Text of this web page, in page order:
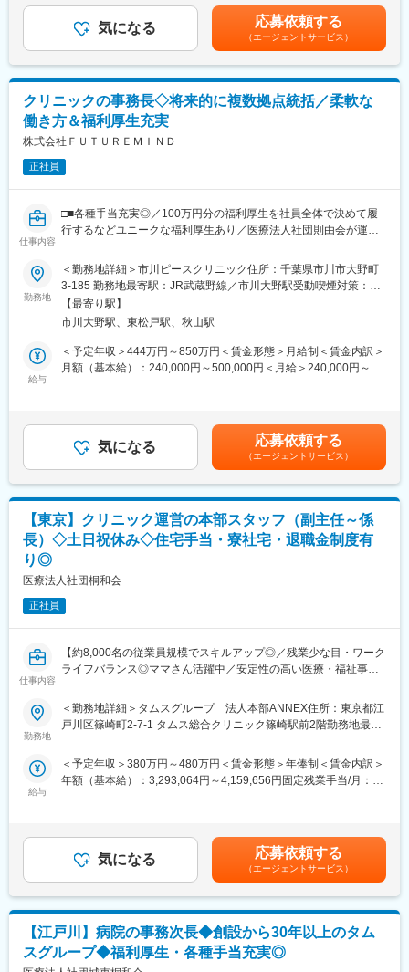
が訪問診療サービスが必要になる見通しです。また、自宅で最後
を迎えたいと願う方が60％ほどいらっしゃり、今後は治療の医療
だけでなく「見守る」医療の時代になり、訪問医療の重要性は増
す一方です。
■医療と経営の融合
人々が命の不安や危険を感じずに過ごすためには、医療法人が健
全な経営状態を保ち続けられることが必要不可欠です。そのため
に、当社では医療法人への経営サポートを通じて、医師が発展的
で永続的な経営を実現させることができるよう、支援をしていま
豊富な医師集団が、新しく訪問診療を志す先生方の支援を行いま
す。
・取引企業や委託企業との窓口折衝業務
・職員の採用面接、目標管理、評価
・各コメディカル部門間の調整事項への対応
・その他患者様苦情対応
【タムスさくら病院川口について】
回復期リハ病床も有する高齢者専門病院として地域医療に貢献し
ています。
【診療科】内科・精神科・リハビリテーション科・放射線科
【許可病床】390床
回復期リハ病床60床
【福利厚生】
通勤交通費支給
退職金制度
再雇用制度/65歳まで（定年60歳：例外事由1号 ）
人間ドック無料
ハラスメント相談窓口
従業員向けメンタルヘルス窓口
Amazonビジネス割引
社食あり
※各項目規定あり
＼活躍の場を多数ご用意しています／
東京・埼玉・千葉に複数の病院・クリニック・介護施設・保育園
を運営しているため、活躍の場が多いことも当グループの特徴で
す。 今後も事業拡大の予定があり、専門知識やスキルを持つ方、
新しいことに挑戦したい方を募集中です！
タムスグループでは、年齢や性別に関わらず8,000名以上の職員が
ただいた方も多くいます。 多様な働き方を応援するタムスグルー
プで、あなたの力を活かしてください。
変更の範囲：会社の定める業務
給なし■昇給：年1回賃金はあくまでも目安の金額であり、選考を
通じて上下する可能性があります。月給(月額)は固定手当を含めた
気になる 応募依頼する
（エージェントサービス）
クリニックの事務長◇将来的に複数拠点統括／柔軟な
働き方＆福利厚生充実
株式会社ＦＵＴＵＲＥＭＩＮＤ
正社員
仕事内容
□■各種手当充実◎／100万円分の福利厚生を社員全体で決めて履
行するなどユニークな福利厚生あり／医療法人社団則由会が運営
社■□
■業務概要
当クリニックにおける、医師・スタッフを束ねる現場責任者ポジ
ションです。診療品質・患者体験・スタッフの働きやすさ・組織
の安定運営を同時に実現するため、本部方針を現場へ落とし込
み、チームマネジメントと業務改善をリードしていただきます。
初期フェーズは現場理解のため一部実務も担っていただきます
メントも期待しています。
■ 業務内容
本部が事務長業務をサポートするため、現場の運営とスタッフマ
ネジメントに集中できるポジションです。
線調整
・改善提案の実行と本部・院長方針の現場落とし込み 等
◇多彩な診療科目と連携体制
開院40年を超える耳鼻咽喉科を核に、2022年から内科・心療内
◇患者に寄り添う診療スタイル
「患者様の幸せ」を理念に掲げ、カウンセリング重視で治療のメ
耳鼻咽喉科専門医や補聴器相談医、めまい相談資格など専門医が
在籍し、多様な専門外来を提供（睡眠時無呼吸、補聴器、めま
い、生活習慣病など）。
◇利便性の高い診療体制
勤務地
＜勤務地詳細＞市川ピースクリニック住所：千葉県市川市大野町
3-185 勤務地最寄駅：JR武蔵野線／市川大野駅受動喫煙対策：屋
内全面禁煙
【最寄り駅】
市川大野駅、東松戸駅、秋山駅
給与
＜予定年収＞444万円～850万円＜賃金形態＞月給制＜賃金内訳＞
月額（基本給）：240,000円～500,000円＜月給＞240,000円～
可能性があります。月給(月額)は固定手当を含めた表記です。
気になる 応募依頼する
（エージェントサービス）
【東京】クリニック運営の本部スタッフ（副主任～係
長）◇土日祝休み◇住宅手当・寮社宅・退職金制度有
り◎
医療法人社団桐和会
正社員
仕事内容
【約8,000名の従業員規模でスキルアップ◎／残業少な目・ワーク
ライフバランス◎ママさん活躍中／安定性の高い医療・福祉事業
【概要】
タムスグループでは2026年6月時点で27拠点のクリニックを運営
ック事業部」の職員を募集いたします。
・各種申請、行政手続き、監査対応
・各種会議への参加
・新規システム、機器導入対応
【ポジションの特徴】
■複数のクリニック運営を本部から支えるポジションです。
■各院と連携しながら、運営支援、経営管理、業務改善、人員調
整、仕組みづくりを行います。状況分析や企画立案を通じて、よ
勤務地
＜勤務地詳細＞タムスグループ 法人本部ANNEX住所：東京都江
戸川区篠崎町2-7-1 タムス総合クリニック篠崎駅前2階勤務地最寄
囲：会社の定める事業所
給与
＜予定年収＞380万円～480万円＜賃金形態＞年俸制＜賃金内訳＞
年額（基本給）：3,293,064円～4,159,656円固定残業手当/月：
補足＞※給与は、経験・スキル・保有資格などによって決定しま
す。※上記給与は、固定残業代（月20時間/超過分別途支給）を含
みます。※交通費は規定に基づき、別途支給します。※年俸制のた
め賞与の支給はありません。賃金はあくまでも目安の金額であ
り、選考を通じて上下する可能性があります。月給(月額)は固定手
当を含めた表記です。
気になる 応募依頼する
（エージェントサービス）
【江戸川】病院の事務次長◆創設から30年以上のタム
スグループ◆福利厚生・各種手当充実◎